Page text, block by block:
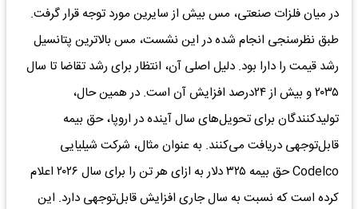
در میان فلزات صنعتی، مس بیش از سایرین مورد توجه قرار گرفت.
طبق نظرسنجی انجام شده در این نشست، مس بالاترین پتانسیل
رشد قیمت را دارا بود. دلیل اصلی آن، انتظار برای رشد تقاضا تا سال
۲۰۳۵ و بیش از ۲۴درصد افزایش آن است. در همین حال،
تولیدکنندگان برای تحویل‌های سال آینده در اروپا، حق بیمه‌
قابل‌توجهی دریافت می‌کنند. به عنوان مثال، شرکت شیلیایی
Codelco حق بیمه ۳۲۵ دلار به ازای هر تن را برای سال ۲۰۲۶ اعلام
کرده است که نسبت به سال جاری افزایش قابل‌توجهی دارد. این